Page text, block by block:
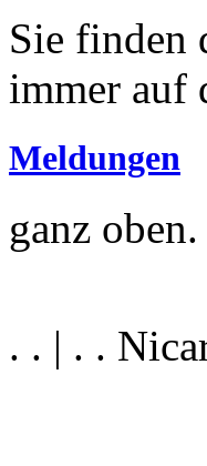
Sie finden
immer auf
Meldungen
ganz oben.
. . | . .